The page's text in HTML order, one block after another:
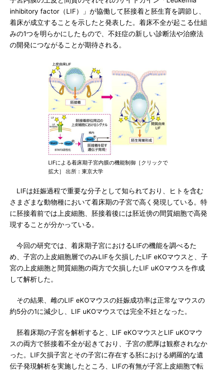
inhibitory factor（LIF）」が協働して胚接着と胚生育を調節し、
着床が成立することを示したと発表した。着床不全が起こる仕組
みの1つを明らかにしたもので、不妊症の新しい診断法や治療法
の開発につながることが期待される。
LIFによる着床期子宮内膜の機能制御［クリックで
拡大］ 出所：東京大学
LIFは妊娠過程で重要な分子として知られており、ヒトを含む
さまざまな動物種において着床期の子宮で高く発現している。特
に胚接着前では上皮細胞、胚接着後には胚近傍の間質細胞で高発
現することが分かっている。
今回の研究では、着床期子宮におけるLIFの機能を調べるた
め、子宮の上皮細胞層でのみLIFを欠損したLIF eKOマウスと、子
宮の上皮細胞と間質細胞の両方で欠損したLIF uKOマウスを作成
して解析した。
その結果、雌のLIF eKOマウスの妊娠成功率は正常なマウスの
約5分の1に減少し、LIF uKOマウスでは完全不妊となった。
胚着床期の子宮を解析すると、LIF eKOマウスとLIF uKOマウ
スの両方で胚接着不全が起きており、子宮の肥厚は観察されなか
った。LIF欠損子宮とその子宮に存在する胚における網羅的な遺
伝子発現解析を実施したところ、LIFの有無が子宮上皮細胞で転